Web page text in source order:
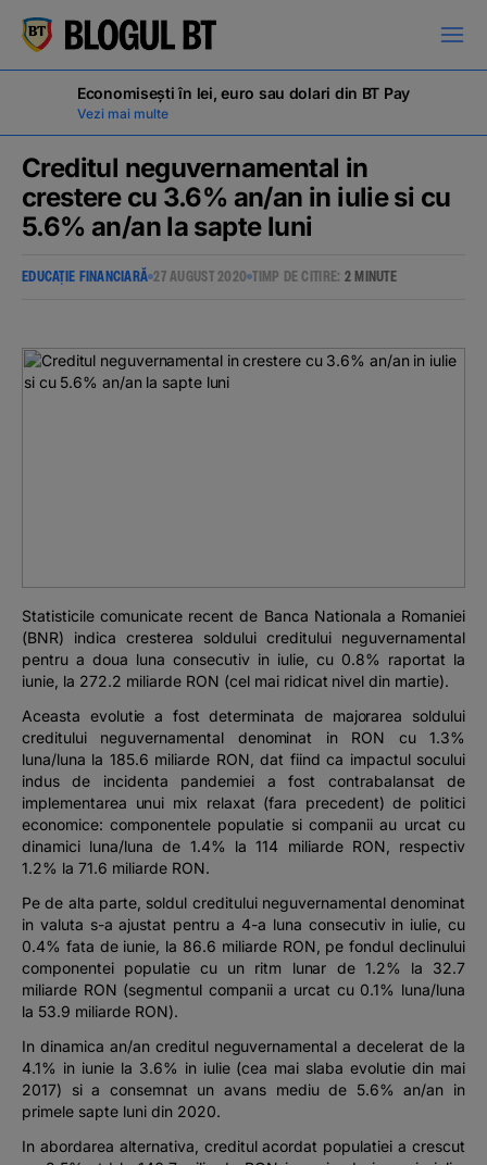
кириллица
BT Pay
Pentru antreprenori
Banking, pe relaxare
Economisești în lei, euro sau dolari din BT Pay
Vezi mai multe
Creditul neguvernamental in
crestere cu 3.6% an/an in iulie si cu
5.6% an/an la sapte luni
EDUCAȚIE FINANCIARĂ 27 AUGUST 2020 TIMP DE CITIRE: 2 MINUTE
Statisticile comunicate recent de Banca Nationala a Romaniei
(BNR) indica cresterea soldului creditului neguvernamental
pentru a doua luna consecutiv in iulie, cu 0.8% raportat la
iunie, la 272.2 miliarde RON (cel mai ridicat nivel din martie).
Aceasta evolutie a fost determinata de majorarea soldului
creditului neguvernamental denominat in RON cu 1.3%
luna/luna la 185.6 miliarde RON, dat fiind ca impactul socului
indus de incidenta pandemiei a fost contrabalansat de
implementarea unui mix relaxat (fara precedent) de politici
economice: componentele populatie si companii au urcat cu
dinamici luna/luna de 1.4% la 114 miliarde RON, respectiv
1.2% la 71.6 miliarde RON.
Pe de alta parte, soldul creditului neguvernamental denominat
in valuta s-a ajustat pentru a 4-a luna consecutiv in iulie, cu
0.4% fata de iunie, la 86.6 miliarde RON, pe fondul declinului
componentei populatie cu un ritm lunar de 1.2% la 32.7
miliarde RON (segmentul companii a urcat cu 0.1% luna/luna
la 53.9 miliarde RON).
In dinamica an/an creditul neguvernamental a decelerat de la
4.1% in iunie la 3.6% in iulie (cea mai slaba evolutie din mai
2017) si a consemnat un avans mediu de 5.6% an/an in
primele sapte luni din 2020.
In abordarea alternativa, creditul acordat populatiei a crescut